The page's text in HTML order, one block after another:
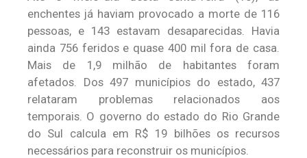
enchentes já haviam provocado a morte de 116
pessoas, e 143 estavam desaparecidas. Havia
ainda 756 feridos e quase 400 mil fora de casa.
Mais de 1,9 milhão de habitantes foram
afetados. Dos 497 municípios do estado, 437
relataram problemas relacionados aos
temporais. O governo do estado do Rio Grande
do Sul calcula em R$ 19 bilhões os recursos
necessários para reconstruir os municípios.